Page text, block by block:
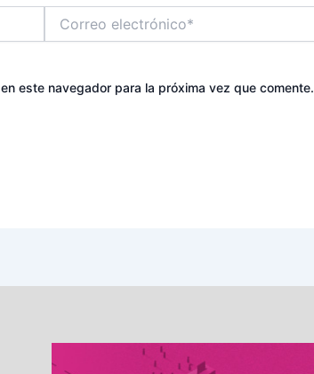
electrónico*
este navegador para la próxima vez que comente.